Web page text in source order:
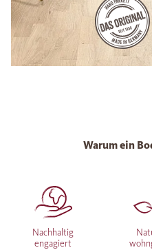
Warum ein
Nachhaltig
engagiert